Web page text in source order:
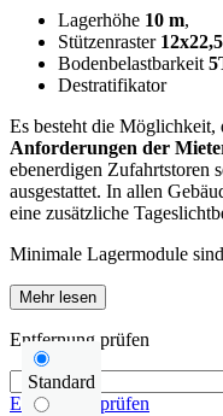
Lagerhöhe 10 m,
Stützenraster
Bodenbelastbarkeit
Destratifikator
Es besteht die
Anforderungen der
ebenerdigen Zufahrtstoren
ausgestattet. In allen
eine zusätzliche
Minimale Lagermodule
Mehr lesen
Standard
Entfernung prüfen
Entfernung prüfen